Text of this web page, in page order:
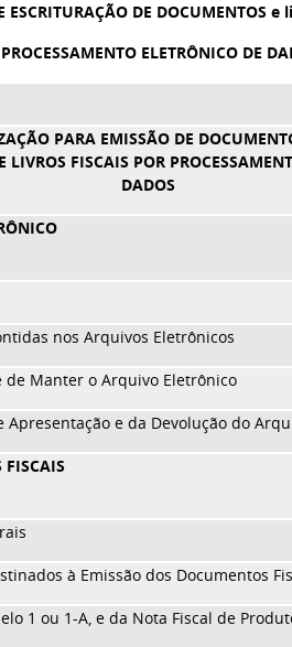
ESCRITURAÇÃO DE DOCUMENTOS e
ELETRÔNICO DE
PARA EMISSÃO DE
LIVROS FISCAIS POR
DADOS
nos Arquivos Eletrônicos
de Manter o Arquivo Eletrônico
Apresentação e da Devolução do
FISCAIS
à Emissão dos Documentos
1 ou 1-A, e da Nota Fiscal de